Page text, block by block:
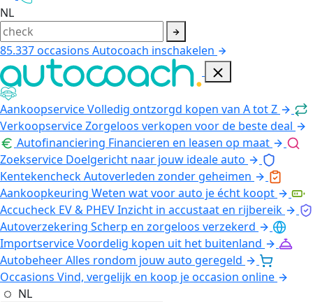
NL
85.337occasions Autocoach inschakelen
AankoopserviceVolledig ontzorgd kopen van A tot Z
VerkoopserviceZorgeloos verkopen voor de beste deal
Autofinanciering Financieren en leasen op maat
Zoekservice Doelgericht naar jouw ideale auto
KentekencheckAutoverleden zonder geheimen
Aankoopkeuring Weten wat voor auto je écht koopt
Accucheck EV & PHEVInzicht in accustaat en rijbereik
Autoverzekering Scherp en zorgeloos verzekerd
ImportserviceVoordelig kopen uit het buitenland
AutobeheerAlles rondom jouw auto geregeld
Occasions Vind, vergelijk en koop je occasion online
NL